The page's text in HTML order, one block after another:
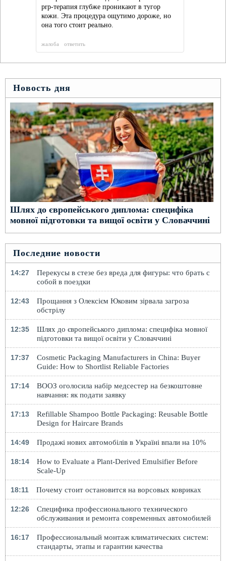
prp-терапия глубже проникают в тугор
кожи. Эта процедура ощутимо дороже, но
она того стоит реально.
жалоба ответить
Новость дня
Шлях до європейського диплома: специфіка
мовної підготовки та вищої освіти у Словаччині
Последние новости
14:27
Перекусы в стезе без вреда для фигуры: что брать с
собой в поездки
12:43
Прощання з Олексієм Юковим зірвала загроза
обстрілу
12:35
Шлях до європейського диплома: специфіка мовної
підготовки та вищої освіти у Словаччині
17:37
Cosmetic Packaging Manufacturers in China: Buyer
Guide: How to Shortlist Reliable Factories
17:14
ВООЗ оголосила набір медсестер на безкоштовне
навчання: як подати заявку
17:13
Refillable Shampoo Bottle Packaging: Reusable Bottle
Design for Haircare Brands
14:49 Продажі нових автомобілів в Україні впали на 10%
18:14
How to Evaluate a Plant-Derived Emulsifier Before
Scale-Up
18:11 Почему стоит остановится на ворсовых ковриках
12:26
Специфика профессионального технического
обслуживания и ремонта современных автомобилей
16:17
Профессиональный монтаж климатических систем:
стандарты, этапы и гарантии качества